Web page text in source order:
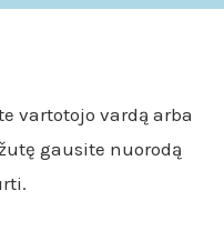
vartotojo vardą arba
gausite nuorodą